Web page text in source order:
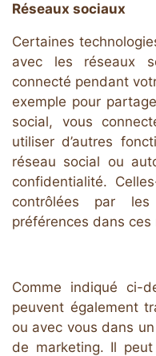
Réseaux sociaux
Certaines
avec les réseaux
connecté pendant
exemple pour
social, vous
utiliser d’autres
réseau social ou
confidentialité.
contrôlées par
préférences dans ces
Comme indiqué ci-
peuvent également
ou avec vous dans
de marketing. Il